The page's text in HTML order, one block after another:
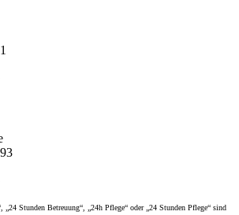
„24 Stunden Betreuung“, „24h Pflege“ oder „24 Stunden Pflege“ sind